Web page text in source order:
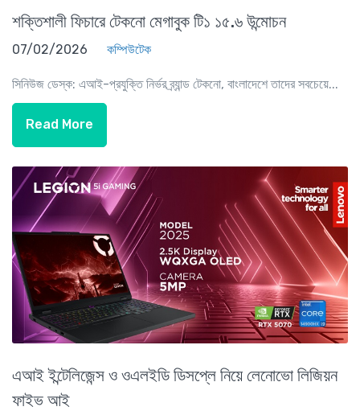
শক্তিশালী ফিচারে টেকনো মেগাবুক টি১ ১৫.৬ উন্মোচন
07/02/2026 কম্পিউটেক
সিনিউজ ডেস্ক: এআই-প্রযুক্তি নির্ভর ব্র্যান্ড টেকনো, বাংলাদেশে তাদের সবচেয়ে...
Read More
এআই ইন্টেলিজেন্স ও ওএলইডি ডিসপ্লে নিয়ে লেনোভো লিজিয়ন
ফাইভ আই